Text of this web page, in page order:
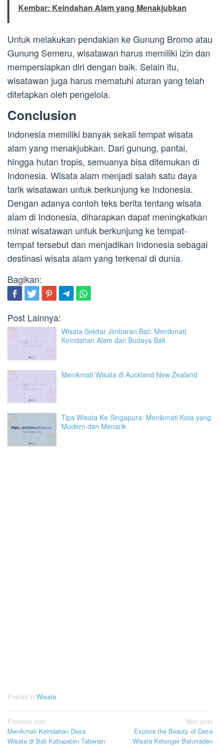
Kembar: Keindahan Alam yang Menakjubkan
Untuk melakukan pendakian ke Gunung Bromo atau
Gunung Semeru, wisatawan harus memiliki izin dan
mempersiapkan diri dengan baik. Selain itu,
wisatawan juga harus mematuhi aturan yang telah
ditetapkan oleh pengelola.
Conclusion
Indonesia memiliki banyak sekali tempat wisata
alam yang menakjubkan. Dari gunung, pantai,
hingga hutan tropis, semuanya bisa ditemukan di
Indonesia. Wisata alam menjadi salah satu daya
tarik wisatawan untuk berkunjung ke Indonesia.
Dengan adanya contoh teks berita tentang wisata
alam di Indonesia, diharapkan dapat meningkatkan
minat wisatawan untuk berkunjung ke tempat-
tempat tersebut dan menjadikan Indonesia sebagai
destinasi wisata alam yang terkenal di dunia.
Bagikan:
Post Lainnya:
Wisata Sekitar Jimbaran Bali: Menikmati
Keindahan Alam dan Budaya Bali
Menikmati Wisata di Auckland New Zealand
Tips Wisata Ke Singapura: Menikmati Kota yang
Modern dan Menarik
Posted in Wisata
Post
navigation
Previous post
Menikmati Keindahan Desa
Wisata di Bali Kabupaten Tabanan
Next post
Explore the Beauty of Desa
Wisata Ketenger Baturraden